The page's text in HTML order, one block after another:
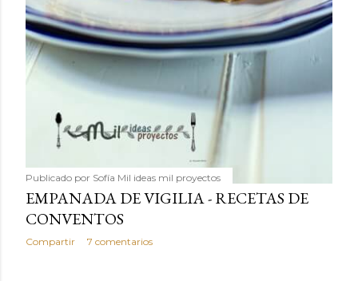
Publicado por Sofía Mil ideas mil proyectos
EMPANADA DE VIGILIA - RECETAS DE
CONVENTOS
Compartir 7 comentarios